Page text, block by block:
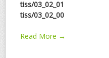
tiss/03_02_01
tiss/03_02_00
Read More →